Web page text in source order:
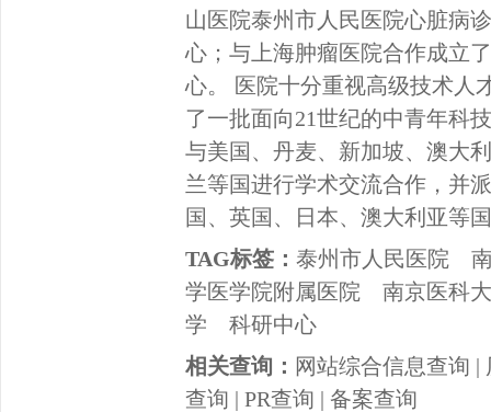
山医院泰州市人民医院心脏病
心；与上海肿瘤医院合作成立
心。 医院十分重视高级技术人
了一批面向21世纪的中青年科
与美国、丹麦、新加坡、澳大
兰等国进行学术交流合作，并
国、英国、日本、澳大利亚等
TAG标签： 泰州市人民医院
学医学院附属医院
南京医科
学
科研中心
相关查询： 网站综合信息查询 |
查询 | PR查询 | 备案查询